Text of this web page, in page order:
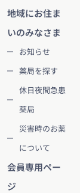
地域にお住ま
いのみなさま
お知らせ
薬局を探す
休日夜間急患
薬局
災害時のお薬
について
会員専用ペー
ジ